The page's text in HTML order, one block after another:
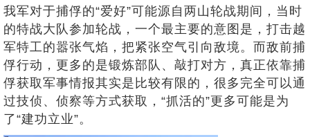
我军对于捕俘的“爱好”可能源自两山轮战期间，当时
的特战大队参加轮战，一个最主要的意图是，打击越
军特工的嚣张气焰，把紧张空气引向敌境。而敌前捕
俘行动，更多的是锻炼部队、敲打对方，真正依靠捕
俘获取军事情报其实是比较有限的，很多完全可以通
过技侦、侦察等方式获取，“抓活的”更多可能是为
了“建功立业”。